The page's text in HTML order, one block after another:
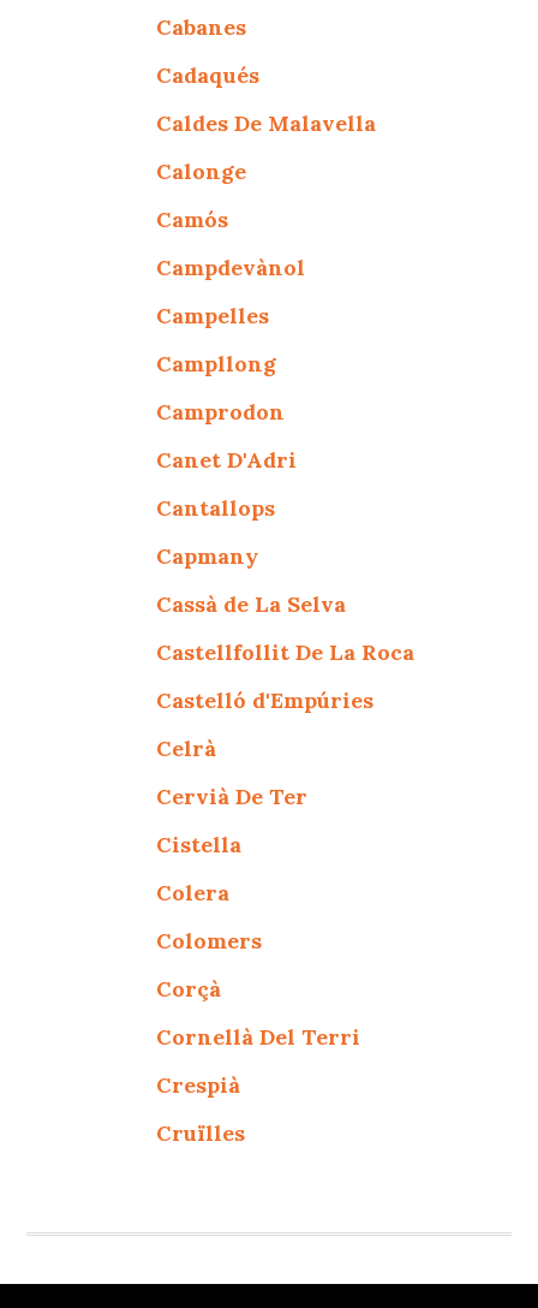
Cabanes
Cadaqués
Caldes De Malavella
Calonge
Camós
Campdevànol
Campelles
Campllong
Camprodon
Canet D'Adri
Cantallops
Capmany
Cassà de La Selva
Castellfollit De La Roca
Castelló d'Empúries
Celrà
Cervià De Ter
Cistella
Colera
Colomers
Corçà
Cornellà Del Terri
Crespià
Cruïlles